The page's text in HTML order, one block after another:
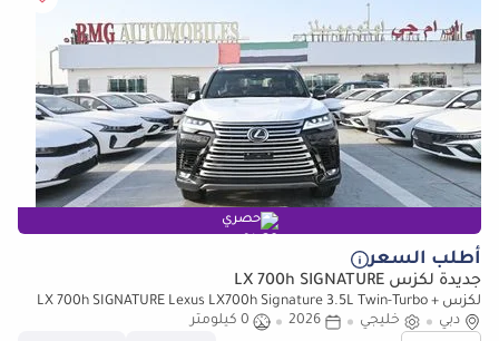
حصري
أطلب السعر
جديدة لكزس LX 700h SIGNATURE
لكزس LX 700h SIGNATURE Lexus LX700h Signature 3.5L Twin-Turbo +
Hybrid V6, Model 2026, Color Black inside Red
دبي خليجي 2026
0 كيلومتر